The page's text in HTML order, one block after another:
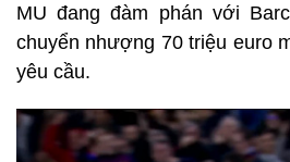
MU đang đàm phán với
chuyển nhượng 70 triệu euro
yêu cầu.